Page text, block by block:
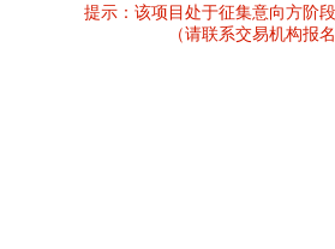
提示：该项目处于征集意向方阶
（请联系交易机构报